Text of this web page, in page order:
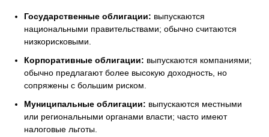
Государственные облигации: выпускаются
национальными правительствами; обычно считаются
низкорисковыми.
Корпоративные облигации: выпускаются компаниями;
обычно предлагают более высокую доходность, но
сопряжены с большим риском.
Муниципальные облигации: выпускаются местными
или региональными органами власти; часто имеют
налоговые льготы.